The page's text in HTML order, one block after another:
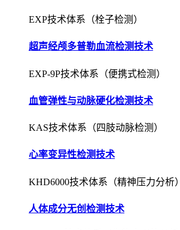
EXP技术体系（栓子检测）
超声经颅多普勒血流检测技术
EXP-9P技术体系（便携式检测）
血管弹性与动脉硬化检测技术
KAS技术体系（四肢动脉检测）
心率变异性检测技术
KHD6000技术体系（精神压力分析）
人体成分无创检测技术